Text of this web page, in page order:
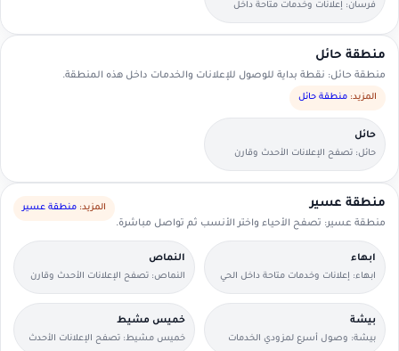
فرسان: إعلانات وخدمات متاحة داخل
الحي مع وسائل تواصل مباشرة.
منطقة حائل
منطقة حائل: نقطة بداية للوصول للإعلانات والخدمات داخل هذه المنطقة.
المزيد: منطقة حائل
حائل
حائل: تصفح الإعلانات الأحدث وقارن
التفاصيل بسرعة.
منطقة عسير
منطقة عسير: تصفح الأحياء واختر الأنسب ثم تواصل مباشرة.
المزيد: منطقة عسير
ابهاء
ابهاء: إعلانات وخدمات متاحة داخل الحي
مع وسائل تواصل مباشرة.
النماص
النماص: تصفح الإعلانات الأحدث وقارن
التفاصيل بسرعة.
بيشة
بيشة: وصول أسرع لمزودي الخدمات
خميس مشيط
خميس مشيط: تصفح الإعلانات الأحدث